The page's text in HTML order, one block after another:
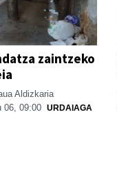
zaintzeko
Aldizkaria
06, 09:00 URDAIAGA